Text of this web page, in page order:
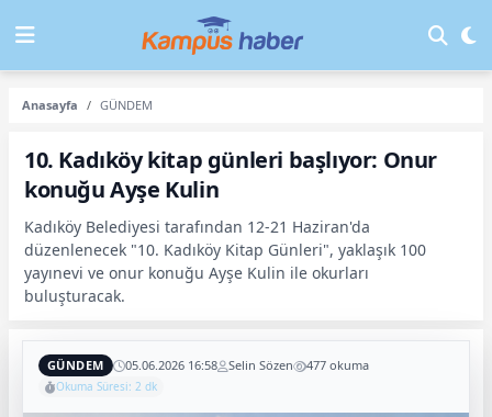
Anasayfa GÜNDEM
10. Kadıköy kitap günleri başlıyor: Onur
konuğu Ayşe Kulin
Kadıköy Belediyesi tarafından 12-21 Haziran'da
düzenlenecek "10. Kadıköy Kitap Günleri", yaklaşık 100
yayınevi ve onur konuğu Ayşe Kulin ile okurları
buluşturacak.
GÜNDEM 05.06.2026 16:58 Selin Sözen 477 okuma
Okuma Süresi: 2 dk